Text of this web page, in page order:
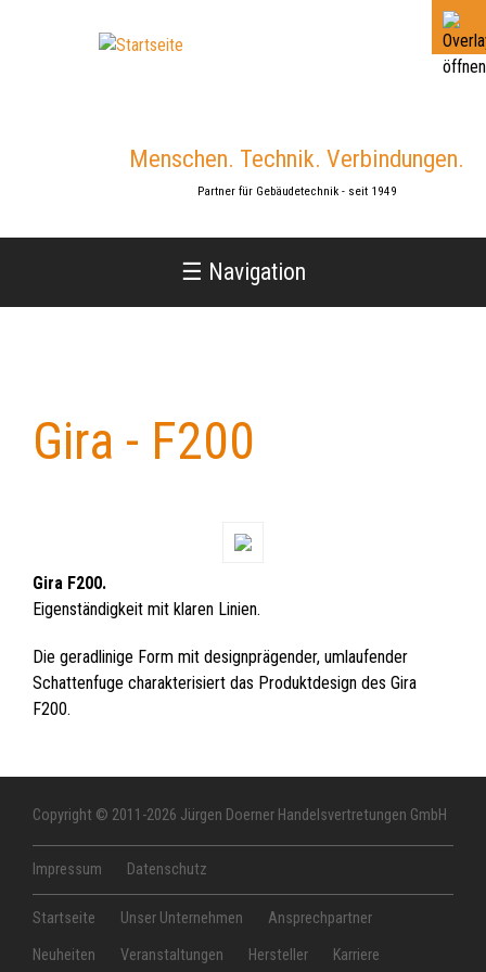
Menschen. Technik. Verbindungen.
Partner für Gebäudetechnik - seit 1949
☰ Navigation
Gira - F200
Gira F200.
Eigenständigkeit mit klaren Linien.
Die geradlinige Form mit designprägender, umlaufender
Schattenfuge charakterisiert das Produktdesign des Gira
F200.
Copyright © 2011-2026 Jürgen Doerner Handelsvertretungen GmbH
Impressum Datenschutz
Startseite Unser Unternehmen
Ansprechpartner
Neuheiten
Veranstaltungen Hersteller Karriere